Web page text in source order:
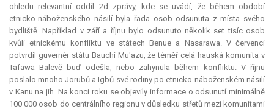
ohledurelevantní oddíl 2d zprávy, kde se uvádí, že během období
etnicko-náboženského násilí byla řada osob odsunuta z místa svého
bydliště. Například v září a říjnu bylo odsunuto několik set tisíc osob
kvůli etnickému konfliktu ve státech Benue a Nasarawa. V červenci
potvrdil guvernér státu Bauchi Mu'azu, že téměř celá hauská komunita v
Tafawa Balevě buď odešla, nebo zahynula během konfliktu. V říjnu
poslalo mnoho Jorubů a Igbů své rodiny po etnicko-náboženském násilí
v Kanu na jih. Na konci roku se objevily informace o odsunutí minimálně
100 000 osob do centrálního regionu v důsledku střetů mezi komunitami